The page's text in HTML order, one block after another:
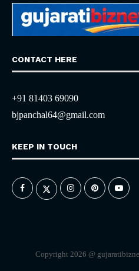
CONTACT HERE
+91 81403 69090
bjpanchal64@gmail.com
KEEP IN TOUCH
Copyright 2026 @